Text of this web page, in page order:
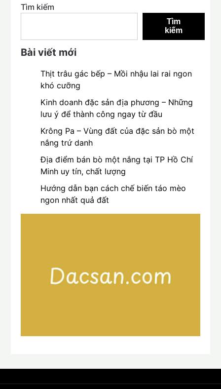
Tìm kiếm
Tìm
kiếm
Bài viết mới
Thịt trâu gác bếp – Mồi nhậu lai rai ngon
khó cưỡng
Kinh doanh đặc sản địa phương – Những
lưu ý để thành công ngay từ đầu
Krông Pa – Vùng đất của đặc sản bò một
nắng trứ danh
Địa điểm bán bò một nắng tại TP Hồ Chí
Minh uy tín, chất lượng
Hướng dẫn bạn cách chế biến táo mèo
ngon nhất quả đất